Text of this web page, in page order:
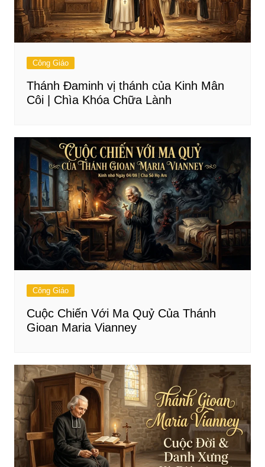
Công Giáo
Thánh Đaminh vị thánh của Kinh Mân
Côi | Chìa Khóa Chữa Lành
Công Giáo
Cuộc Chiến Với Ma Quỷ Của Thánh
Gioan Maria Vianney